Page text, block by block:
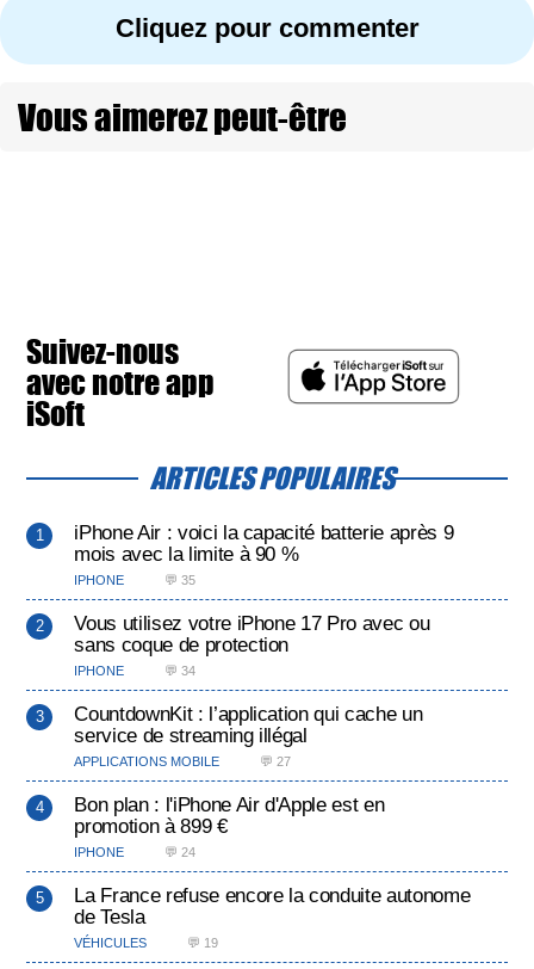
Cliquez pour commenter
Vous aimerez peut-être
Suivez-nous
avec notre app
iSoft
ARTICLES POPULAIRES
iPhone Air : voici la capacité batterie après 9
mois avec la limite à 90 %
IPHONE 💬 35
Vous utilisez votre iPhone 17 Pro avec ou
sans coque de protection
IPHONE 💬 34
CountdownKit : l’application qui cache un
service de streaming illégal
APPLICATIONS MOBILE 💬 27
Bon plan : l'iPhone Air d'Apple est en
promotion à 899 €
IPHONE 💬 24
La France refuse encore la conduite autonome
de Tesla
VÉHICULES 💬 19